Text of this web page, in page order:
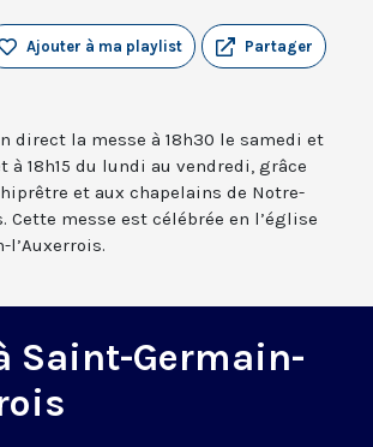
Partager
Ajouter à ma playlist
direct la messe à 18h30 le samedi et
à 18h15 du lundi au vendredi, grâce
et aux chapelains de Notre-
Cette messe est célébrée en l’église
l’Auxerrois.
Saint-Germain-